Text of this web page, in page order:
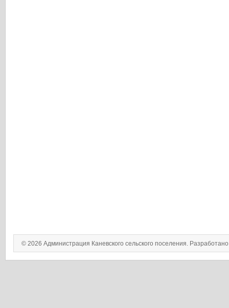
© 2026 Администрация Каневского сельского поселения.